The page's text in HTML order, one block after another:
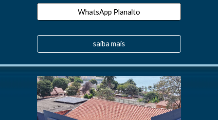
WhatsApp Planalto
saiba mais